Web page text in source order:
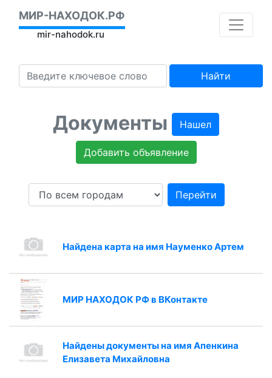
МИР-НАХОДОК.РФ
mir-nahodok.ru
Найти
Документы Нашел
Добавить объявление
Перейти
Найдена карта на имя Науменко Артем
МИР НАХОДОК РФ в ВКонтакте
Найдены документы на имя Апенкина
Елизавета Михайловна